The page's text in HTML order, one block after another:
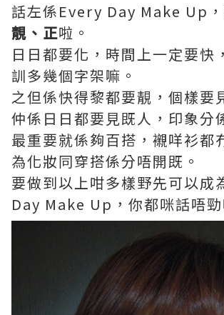
話左係Every Day Make Up
靚、正啦。
日日都要化，時間上一定要快
訓多幾個字架嘛。
之但係快得黎都要靚，個樣要
仲係日日都要見既人，印象分
最重要就係夠百搭，襯咩衫都
為化妝同穿搭係分唔開既。
要做到以上咁多樣野先可以成
Day Make Up，你都咪話唔勁